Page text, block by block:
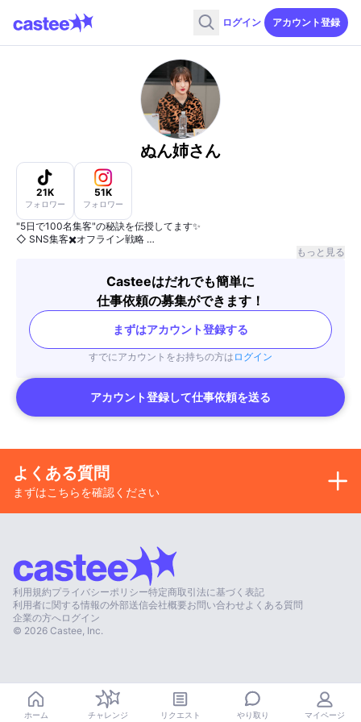
ログイン アカウント登録
ぬん姉さん
21K
フォロワー
51K
フォロワー
"5日で100名集客"の秘訣を伝授してます✨
◇ SNS集客✖️オフライン戦略
美容サロン｜飲食｜イベント｜セミナー
もっと見る
Casteeはだれでも簡単に
仕事依頼の募集ができます！
まずはアカウント登録する
すでにアカウントをお持ちの方は ログイン
アカウント登録して仕事依頼を送る
よくある質問
まずはこちらを確認ください
利用規約プライバシーポリシー特定商取引法に基づく表記
利用者に関する情報の外部送信会社概要お問い合わせ よくある質問
企業の方へログイン
© 2026 Castee, Inc.
ホーム チャレンジ リクエスト やり取り マイページ